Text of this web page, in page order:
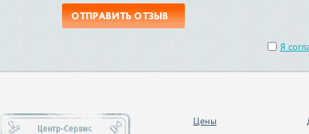
ОТПРАВИТЬ ОТЗЫВ
Я
Цены